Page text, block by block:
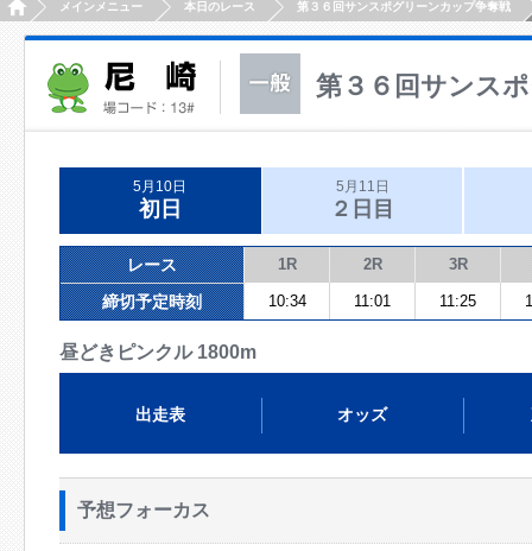
HOMEメインメニュー 本日のレース 第３６回サンスポグリーンカップ争奪戦
第３６回サンス
5月10日
初日
5月11日
２日目
レース 1R 2R 3R
締切予定時刻 10:34 11:01 11:25
昼どきピンクル 1800m
出走表 オッズ
予想フォーカス